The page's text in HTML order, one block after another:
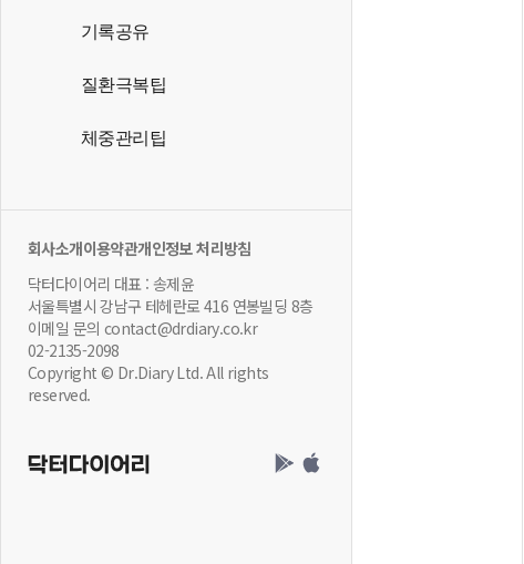
기록공유
질환극복팁
체중관리팁
회사소개이용약관개인정보 처리방침
닥터다이어리 대표 : 송제윤
서울특별시 강남구 테헤란로 416 연봉빌딩 8층
이메일 문의 contact@drdiary.co.kr
02-2135-2098
Copyright © Dr.Diary Ltd. All rights
reserved.